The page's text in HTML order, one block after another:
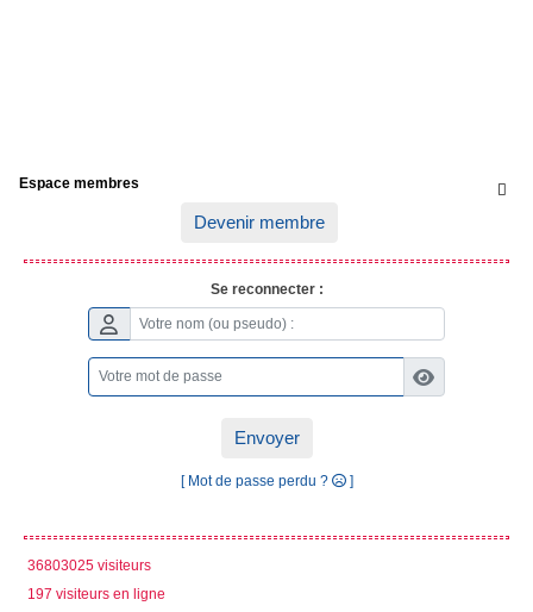

Espace membres
Devenir membre
Se reconnecter :
Envoyer
[ Mot de passe perdu ? ]
36803025 visiteurs
197 visiteurs en ligne